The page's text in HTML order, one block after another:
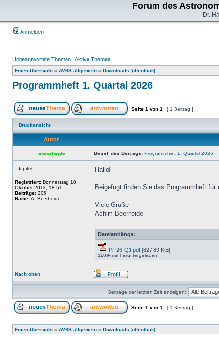
Forum des
Dr.
Anmelden
Unbeantwortete Themen | Aktive Themen
Foren-Übersicht» AVRS allgemein » Downloads (öffentlich)
Programmheft 1. Quartal 2026
Seite 1 von 1 [ 1 Beitrag ]
Druckansicht
Autor
abeerheide Betreff des Beitrags: Programmheft 1. Quartal 2026
Jupiter
Registriert: Donnerstag 10.
Oktober 2013, 18:51
Beiträge: 205
Name:A. Beerheide
Hallo!
Beigefügt finden Sie das Programmheft für
Viele Grüße
Achim Beerheide
Dateianhänge:
Pr-26-Q1.pdf [827.89 KiB]
1189-mal heruntergeladen
Nach oben
Beiträge der letzten Zeit anzeigen:
Seite 1 von 1 [ 1 Beitrag ]
Foren-Übersicht» AVRS allgemein » Downloads (öffentlich)